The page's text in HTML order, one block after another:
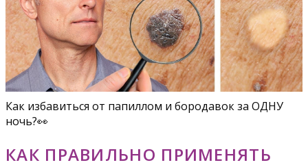
Как избавиться от папиллом и бородавок за ОДНУ
ночь?👀
КАК ПРАВИЛЬНО ПРИМЕНЯТЬ